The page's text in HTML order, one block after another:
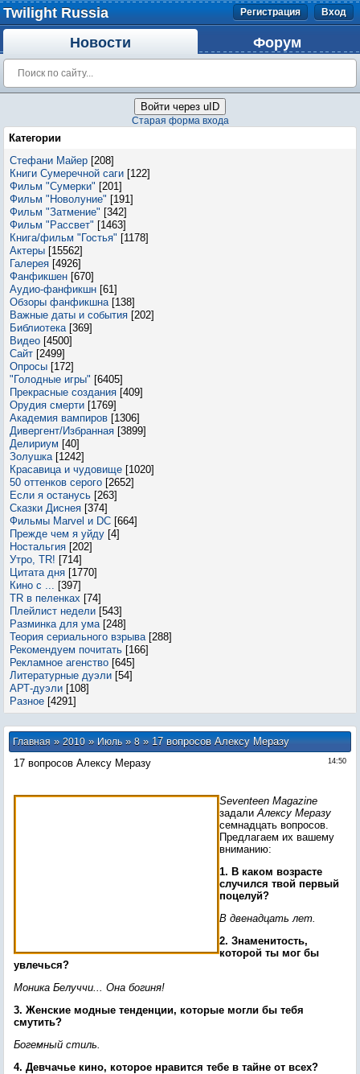
Twilight Russia Регистрация Вход
Новости Форум
Войти через uID
Старая форма входа
Категории
Стефани Майер [208]
Книги Сумеречной саги [122]
Фильм "Сумерки" [201]
Фильм "Новолуние" [191]
Фильм "Затмение" [342]
Фильм "Рассвет" [1463]
Книга/фильм "Гостья" [1178]
Актеры [15562]
Галерея [4926]
Фанфикшен [670]
Аудио-фанфикшн [61]
Обзоры фанфикшна [138]
Важные даты и события [202]
Библиотека [369]
Видео [4500]
Сайт [2499]
Опросы [172]
"Голодные игры" [6405]
Прекрасные создания [409]
Орудия смерти [1769]
Академия вампиров [1306]
Дивергент/Избранная [3899]
Делириум [40]
Золушка [1242]
Красавица и чудовище [1020]
50 оттенков серого [2652]
Если я останусь [263]
Сказки Диснея [374]
Фильмы Marvel и DC [664]
Прежде чем я уйду [4]
Ностальгия [202]
Утро, TR! [714]
Цитата дня [1770]
Кино с ... [397]
TR в пеленках [74]
Плейлист недели [543]
Разминка для ума [248]
Теория сериального взрыва [288]
Рекомендуем почитать [166]
Рекламное агенство [645]
Литературные дуэли [54]
АРТ-дуэли [108]
Разное [4291]
Главная»2010 » Июль » 8» 17 вопросов Алексу Меразу
14:50
17 вопросов Алексу Меразу
Seventeen Magazine
задалиАлексу Меразу
семнадцать вопросов.
Предлагаем их вашему
вниманию:
1. В каком возрасте
случился твой первый
поцелуй?
В двенадцать лет.
2. Знаменитость,
которой ты мог бы
увлечься?
Моника Белуччи... Она богиня!
3. Женские модные тенденции, которые могли бы тебя
смутить?
Богемный стиль.
4. Девчачье кино, которое нравится тебе в тайне от всех?